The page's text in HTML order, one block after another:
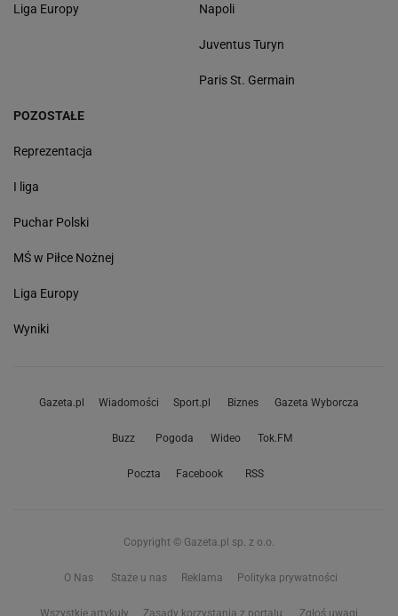
Liga Europy Napoli
Juventus Turyn
Paris St. Germain
POZOSTAŁE
Reprezentacja
I liga
Puchar Polski
MŚ w Piłce Nożnej
Liga Europy
Wyniki
Gazeta.pl Wiadomości Sport.pl Biznes Gazeta Wyborcza
Buzz Pogoda Wideo Tok.FM
Poczta Facebook RSS
Copyright © Gazeta.pl sp. z o.o.
O Nas Staże u nas Reklama Polityka prywatności
Wszystkie artykuły Zasady korzystania z portalu Zgłoś uwagi